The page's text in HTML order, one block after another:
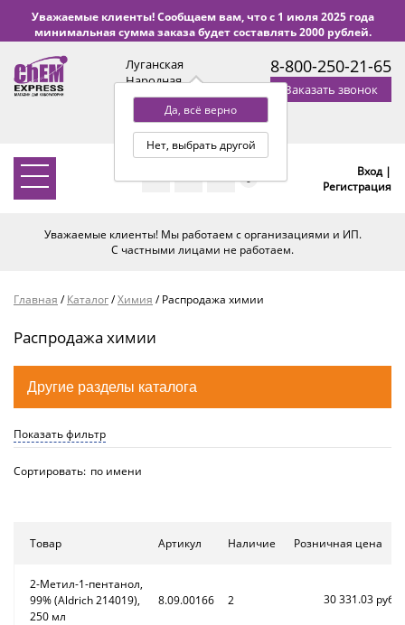
Уважаемые клиенты! Сообщаем вам, что с 1 июля 2025 года
минимальная сумма заказа будет составлять 2000 рублей.
Луганская
Народная
Республика
Да, всё верно
Нет, выбрать другой
с 9:00 до 18:00 по Уфе
(+2 МСК)
8-800-250-21-65
Заказать звонок
0
Вход |
Регистрация
Уважаемые клиенты! Мы работаем с организациями и ИП.
С частными лицами не работаем.
Главная /Каталог/Химия /Распродажа химии
Распродажа химии
Другие разделы каталога
Показать фильтр
Сортировать: по имени
Товар
2-Метил-1-пентанол,
99% (Aldrich 214019),
250 мл
Артикул Наличие Розничная цена
8.09.00166 2 30 331.03 руб.